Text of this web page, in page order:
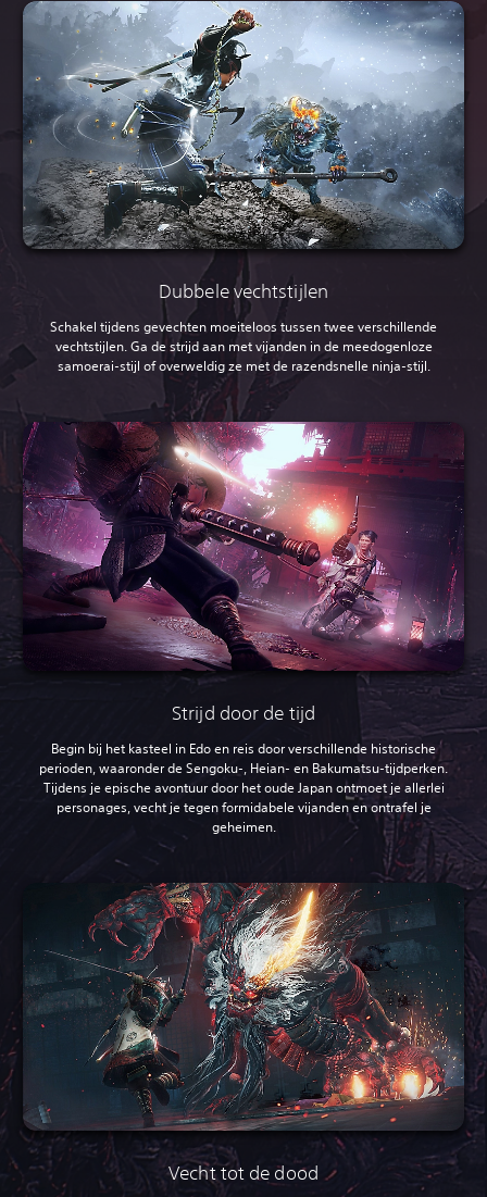
Dubbele vechtstijlen
Schakel tijdens gevechten moeiteloos tussen twee verschillende
vechtstijlen. Ga de strijd aan met vijanden in de meedogenloze
samoerai-stijl of overweldig ze met de razendsnelle ninja-stijl.
Strijd door de tijd
Begin bij het kasteel in Edo en reis door verschillende historische
perioden, waaronder de Sengoku-, Heian- en Bakumatsu-tijdperken.
Tijdens je epische avontuur door het oude Japan ontmoet je allerlei
personages, vecht je tegen formidabele vijanden en ontrafel je
geheimen.
Vecht tot de dood